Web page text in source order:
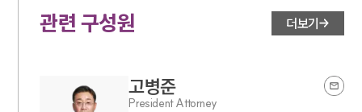
관련 구성원 더보기
고병준
President Attorney